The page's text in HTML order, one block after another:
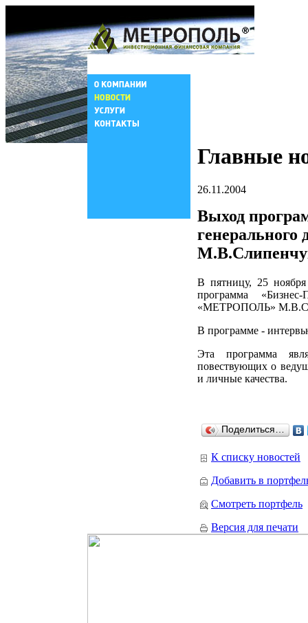
Главные
26.11.2004
Выход
В пятницу, 25
программа
«МЕТРОПОЛЬ»
В программе -
Эта программа
повествующих о
и личные качества.
Поделиться…
К списку новостей
Добавить в
Смотреть портфель
Версия для печати